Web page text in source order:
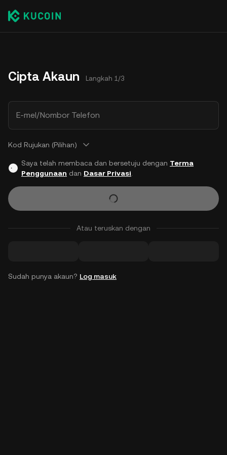
Cipta Akaun Langkah 1/3
E-mel/Nombor Telefon
Kod Rujukan (Pilihan)
Saya telah membaca dan bersetuju dengan Terma
Penggunaan dan Dasar Privasi
Atau teruskan dengan
Sudah punya akaun? Log masuk